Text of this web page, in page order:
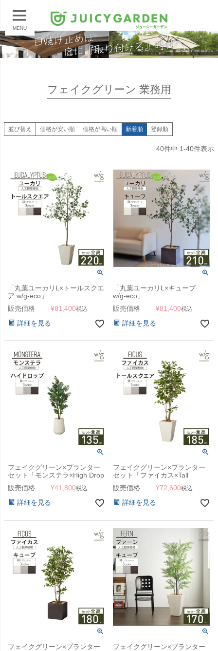
MENU
フェイクグリーン 業務用
並び替え 価格が安い順 価格が高い順 新着順 登録順
40件中 1-40件表示
「丸葉ユーカリL×トールスクエ
ア w/g-eco」
販売価格
¥81,400税込
詳細を見る
「丸葉ユーカリL×キューブ
w/g-eco」
販売価格
¥81,400税込
詳細を見る
フェイクグリーン×プランター
セット「モンステラ×High Drop
Round w/g」[高さ135cm・人工
樹木・人工観葉植物]
販売価格 ¥41,800税込
詳細を見る
フェイクグリーン×プランター
セット「ファイカス×Tall
Square w/g」[高さ185cm・人
工樹木・人工観葉植物] フィカ
ス
販売価格 ¥72,600税込
詳細を見る
フェイクグリーン×プランター
フェイクグリーン×プランター